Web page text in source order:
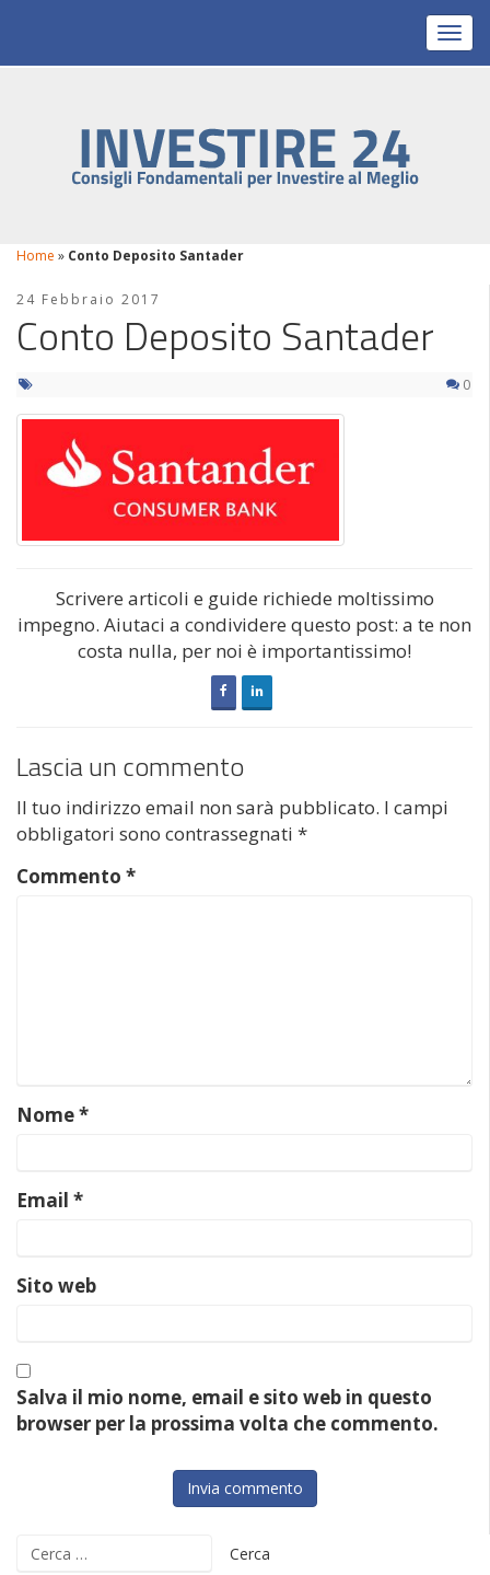
Home » Conto Deposito Santader
24 Febbraio 2017
Conto Deposito Santader
0
Scrivere articoli e guide richiede moltissimo
impegno. Aiutaci a condividere questo post: a te non
costa nulla, per noi è importantissimo!
Lascia un commento
Il tuo indirizzo email non sarà pubblicato. I campi
obbligatori sono contrassegnati *
Commento *
Nome*
Email *
Sito web
Salva il mio nome, email e sito web in questo
browser per la prossima volta che commento.
Ricerca